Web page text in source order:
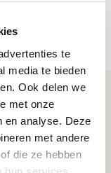
te
media te bieden
Ook delen we
met onze
en analyse. Deze
met andere
die ze hebben
over PEC